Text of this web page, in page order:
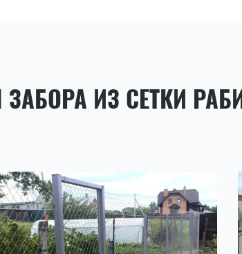
ИЗ СЕТКИ